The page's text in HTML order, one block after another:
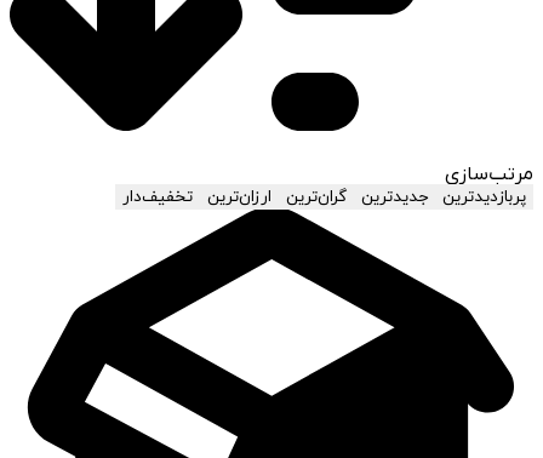
مرتب‌سازی
پربازدیدترین جدیدترین گران‌ترین ارزان‌ترین تخفیف‌دار